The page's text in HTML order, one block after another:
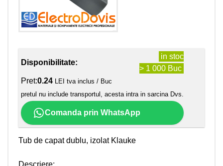
Disponibilitate:
in stoc
> 1 000 Buc
Pret:0.24 LEI tva inclus / Buc
pretul nu include transportul, acesta intra in sarcina Dvs.
Comanda prin WhatsApp
Tub de capat dublu, izolat Klauke
Descriere: